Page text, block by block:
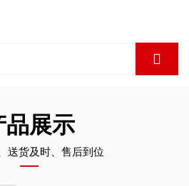
品展示
送货及时、售后到位